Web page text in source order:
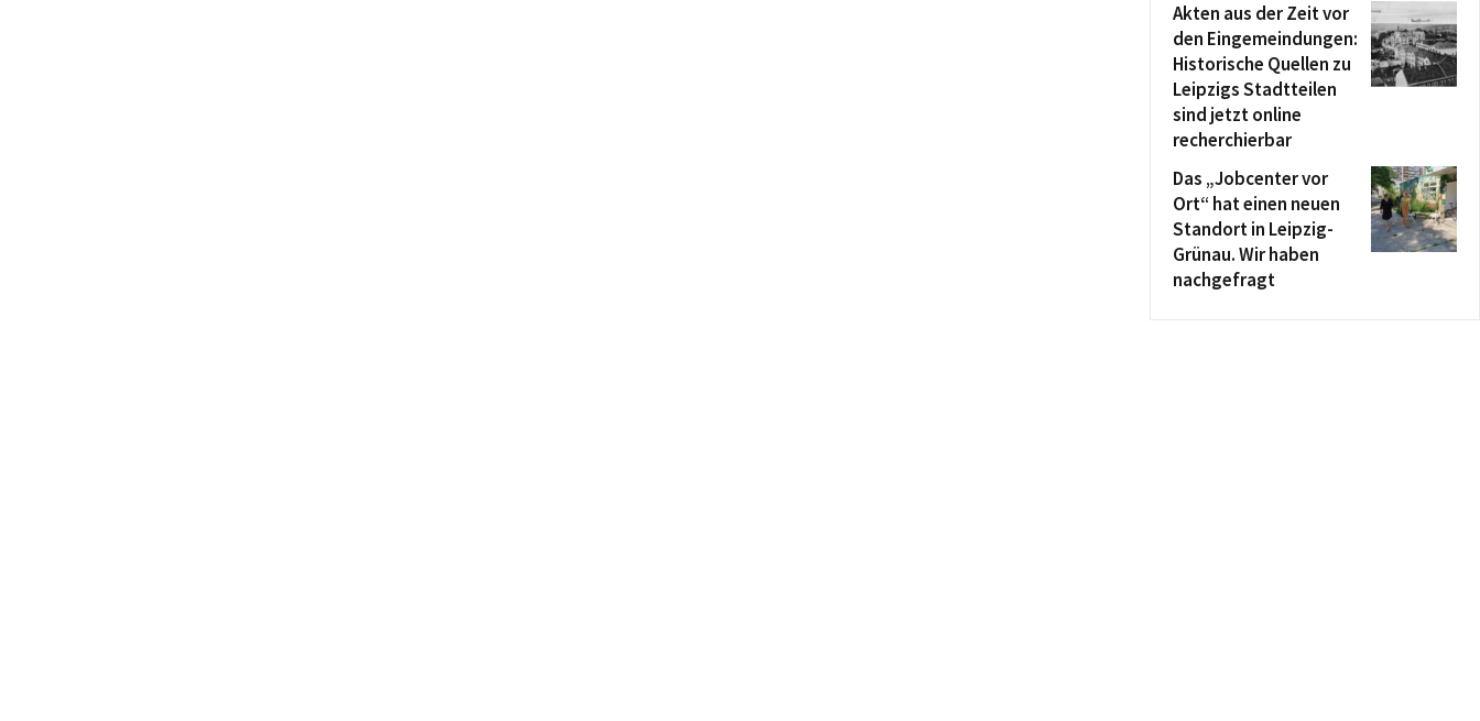
Akten aus der Zeit vor
den Eingemeindungen:
Historische Quellen zu
Leipzigs Stadtteilen
sind jetzt online
recherchierbar
Das „Jobcenter vor
Ort“ hat einen neuen
Standort in Leipzig-
Grünau. Wir haben
nachgefragt